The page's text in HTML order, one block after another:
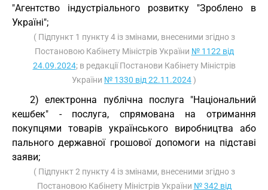
"Агентство індустріального розвитку "Зроблено в
Україні";
( Підпункт 1 пункту 4 із змінами, внесеними згідно з
Постановою Кабінету Міністрів України № 1122 від
24.09.2024; в редакції Постанови Кабінету Міністрів
України № 1330 від 22.11.2024)
2) електронна публічна послуга "Національний
кешбек" - послуга, спрямована на отримання
покупцями товарів українського виробництва або
пального державної грошової допомоги на підставі
заяви;
( Підпункт 2 пункту 4 із змінами, внесеними згідно з
Постановою Кабінету Міністрів України № 342 від